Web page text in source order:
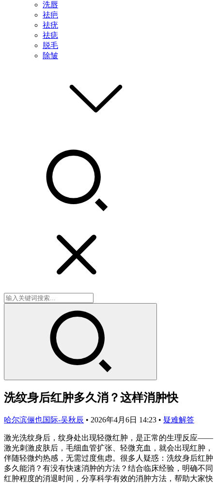
洗唇
祛疤
祛疣
祛痣
脱毛
除皱
洗纹身后红肿多久消？这样消肿快
哈尔滨俪也国际-吴秋辰 • 2026年4月6日 14:23 • 疑难解答
激光洗纹身后，纹身处出现轻微红肿，是正常的生理反应——
激光刺激皮肤后，毛细血管扩张、轻微充血，就会出现红肿，
伴随轻微灼热感，无需过度焦虑。很多人疑惑：洗纹身后红肿
多久能消？有没有快速消肿的方法？结合临床经验，明确不同
红肿程度的消退时间，分享科学有效的消肿方法，帮助大家快